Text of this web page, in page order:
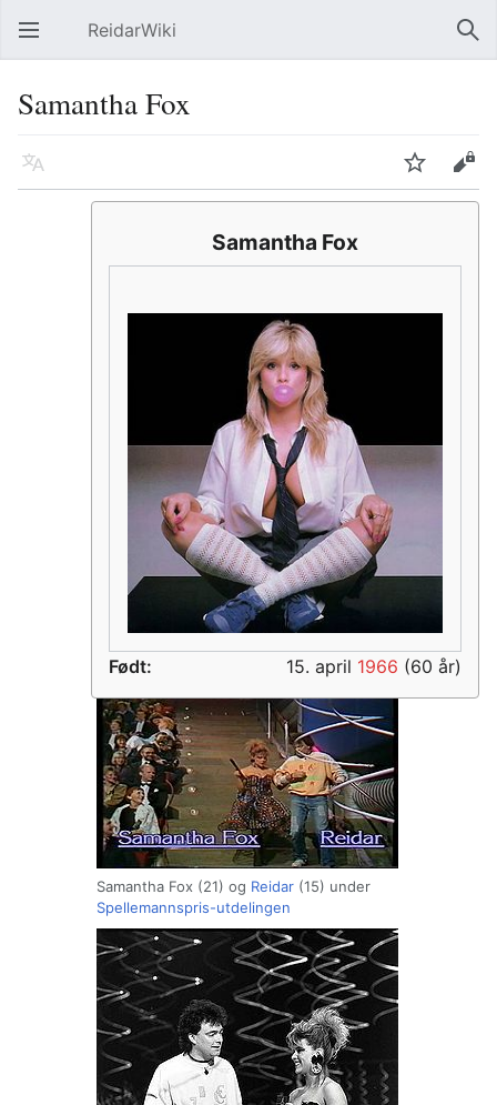
Åpne hovedmenyen ReidarWiki Søk
Samantha Fox
Språk Overvåk Rediger
Samantha Fox
Født: 15. april 1966 (60 år)
Samantha Fox (21) og Reidar (15) under
Spellemannspris-utdelingen